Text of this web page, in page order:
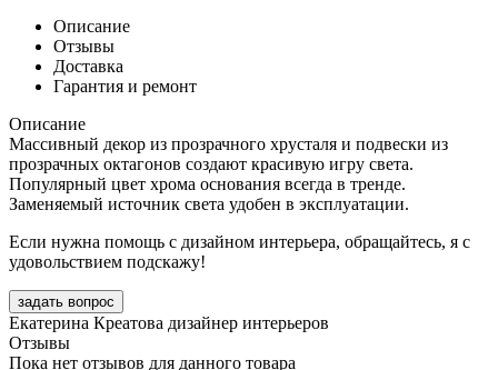
Описание
Отзывы
Доставка
Гарантия и ремонт
Описание
Массивный декор из прозрачного хрусталя и подвески из
прозрачных октагонов создают красивую игру света.
Популярный цвет хрома основания всегда в тренде.
Заменяемый источник света удобен в эксплуатации.
Если нужна помощь с дизайном интерьера, обращайтесь, я с
удовольствием подскажу!
задать вопрос
Екатерина Креатова дизайнер интерьеров
Отзывы
Пока нет отзывов для данного товара